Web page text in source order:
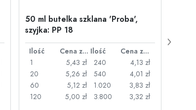
50 ml butelka szklana 'Proba',
szyjka: PP 18
Ilość Cena za sztukę Ilość
Cena za sztukę
1
5,43 zł
20
5,26 zł
60
5,12 zł
120
5,00 zł
240
4,13 zł
540
4,01 zł
1.020
3,83 zł
3.800
3,32 zł